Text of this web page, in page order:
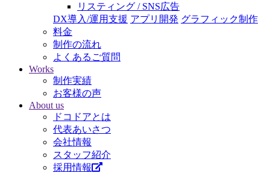
リスティング / SNS広告
DX導入/運用支援 アプリ開発 グラフィック制作
料金
制作の流れ
よくあるご質問
Works
制作実績
お客様の声
About us
ドコドアとは
代表あいさつ
会社情報
スタッフ紹介
採用情報